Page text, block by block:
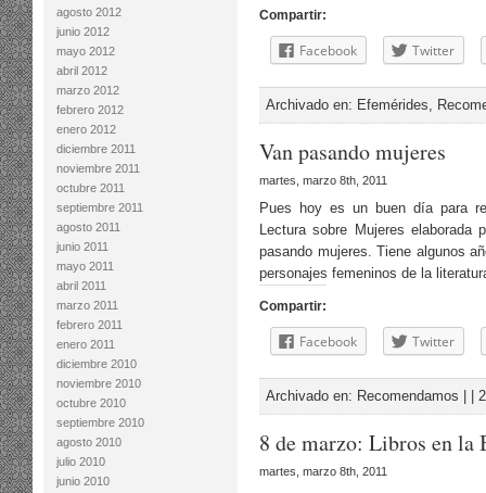
agosto 2012
junio 2012
mayo 2012
abril 2012
marzo 2012
febrero 2012
enero 2012
diciembre 2011
noviembre 2011
octubre 2011
septiembre 2011
agosto 2011
junio 2011
mayo 2011
abril 2011
marzo 2011
febrero 2011
enero 2011
diciembre 2010
noviembre 2010
octubre 2010
septiembre 2010
agosto 2010
julio 2010
junio 2010
Compartir:
Facebook Twitter
Archivado en: Efemérides,
Van pasando mujeres
martes, marzo 8th, 2011
Pues hoy es un buen día para
Lectura sobre Mujeres
pasando mujeres. Tiene algunos
personajes femeninos de la
Compartir:
Facebook Twitter
Archivado en: Recomendamos
8 de marzo: Libros en la
martes, marzo 8th, 2011